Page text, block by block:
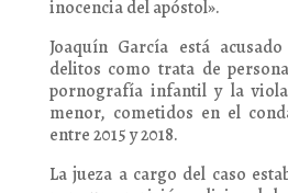
inocencia del apóstol».
Joaquín García está
delitos como trata de
pornografía infantil y la
menor, cometidos en el
entre 2015 y 2018.
La jueza a cargo del caso